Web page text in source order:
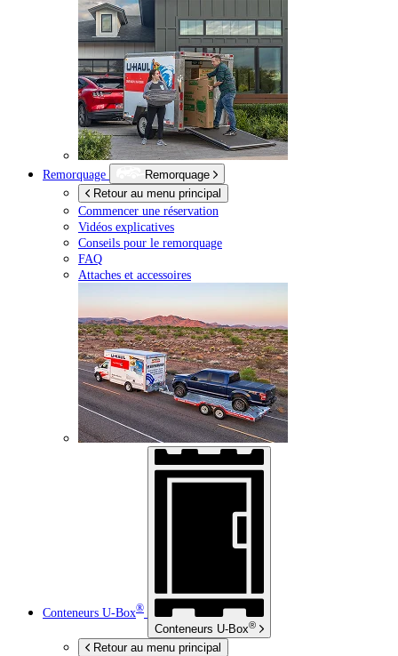
Remorquage
Remorquage
Retour au menu principal
Commencer une réservation
Vidéos explicatives
Conseils pour le remorquage
FAQ
Attaches et accessoires
Conteneurs U-Box®
Conteneurs U-Box®
Retour au menu principal